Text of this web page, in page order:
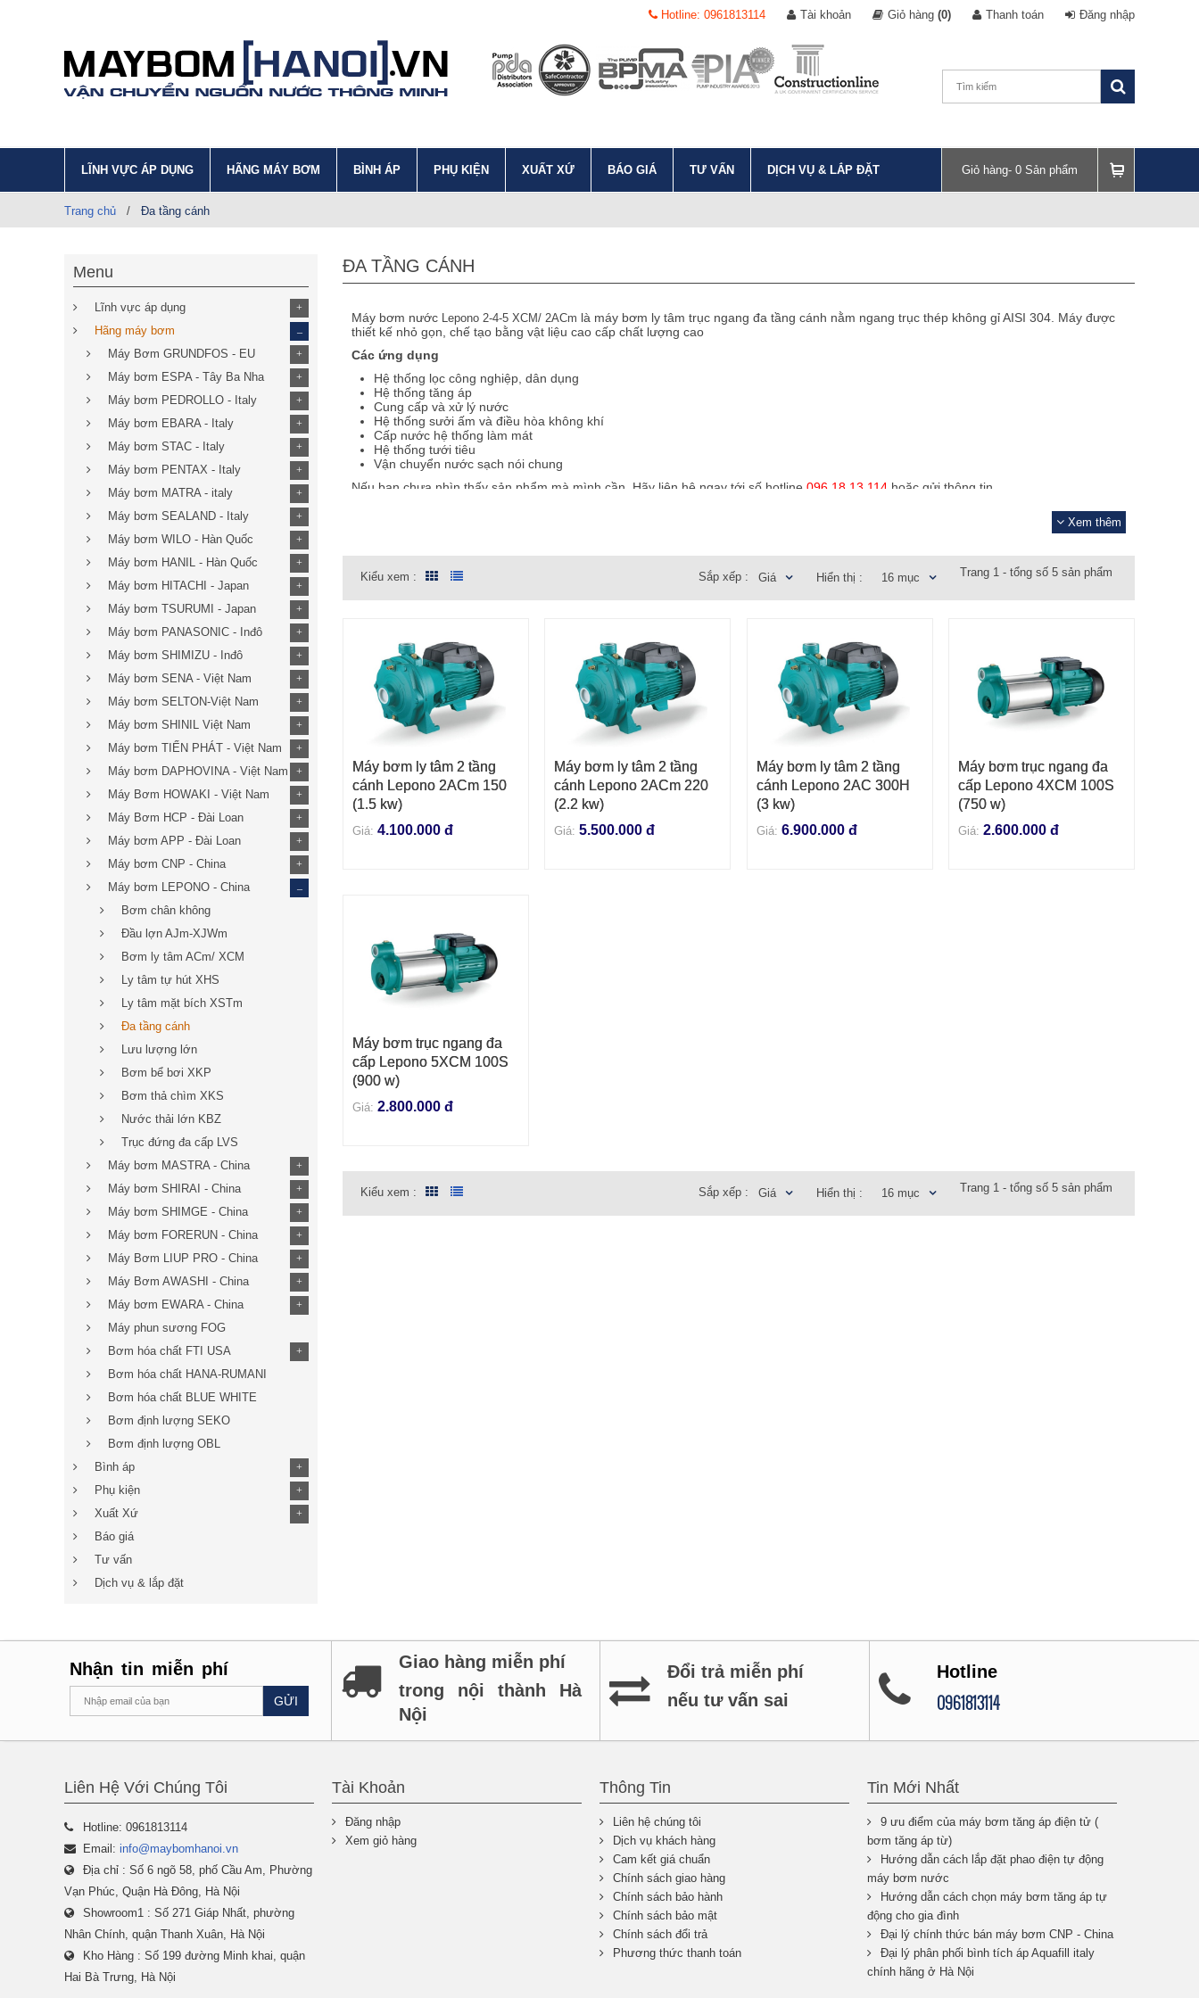
Hotline: 0961813114 Tài khoản Giỏ hàng (0) Thanh toán Đăng nhập
LĨNH VỰC ÁP DỤNG HÃNG MÁY BƠM BÌNH ÁP PHỤ KIỆN XUẤT XỨ BÁO GIÁ TƯ VẤN DỊCH VỤ & LẮP ĐẶT Giỏ hàng- 0 Sản phẩm
Trang chủ / Đa tầng cánh
ĐA TẦNG CÁNH
Máy bơm nước Lepono 2-4-5 XCM/ 2ACm là máy bơm ly tâm trục ngang đa tầng cánh nằm ngang trục thép không gỉ AISI 304. Máy được
thiết kế nhỏ gọn, chế tạo bằng vật liệu cao cấp chất lượng cao
Các ứng dụng
Hệ thống lọc công nghiệp, dân dụng
Hệ thống tăng áp
Cung cấp và xử lý nước
Hệ thống sưởi ấm và điều hòa không khí
Cấp nước hệ thống làm mát
Hệ thống tưới tiêu
Vận chuyển nước sạch nói chung
Nếu bạn chưa nhìn thấy sản phẩm mà mình cần. Hãy liên hệ ngay tới số hotline 096.18.13.114 hoặc gửi thông tin
Catalog lepono 4-5 XCm
Xem thêm
Kiểu xem : Trang 1 - tổng số 5 sản phẩm
Hiển thị : 16 mục
Sắp xếp : Giá
THÊM VÀO GIỎ HÀNG
Máy bơm ly tâm 2 tầng
cánh Lepono 2ACm 150
(1.5 kw)
Giá: 4.100.000 đ
THÊM VÀO GIỎ HÀNG
Máy bơm ly tâm 2 tầng
cánh Lepono 2ACm 220
(2.2 kw)
Giá: 5.500.000 đ
THÊM VÀO GIỎ HÀNG
Máy bơm ly tâm 2 tầng
cánh Lepono 2AC 300H
(3 kw)
Giá: 6.900.000 đ
THÊM VÀO GIỎ HÀNG
Máy bơm trục ngang đa
cấp Lepono 4XCM 100S
(750 w)
Giá: 2.600.000 đ
THÊM VÀO GIỎ HÀNG
Máy bơm trục ngang đa
cấp Lepono 5XCM 100S
(900 w)
Giá: 2.800.000 đ
Kiểu xem : Trang 1 - tổng số 5 sản phẩm
Hiển thị : 16 mục
Sắp xếp : Giá
Menu
Lĩnh vực áp dụng +
Hãng máy bơm
Máy Bơm GRUNDFOS - EU +
Máy bơm ESPA - Tây Ba Nha +
Máy bơm PEDROLLO - Italy +
Máy bơm EBARA - Italy +
Máy bơm STAC - Italy +
Máy bơm PENTAX - Italy +
Máy bơm MATRA - italy +
Máy bơm SEALAND - Italy +
Máy bơm WILO - Hàn Quốc +
Máy bơm HANIL - Hàn Quốc +
Máy bơm HITACHI - Japan +
Máy bơm TSURUMI - Japan +
Máy bơm PANASONIC - Inđô +
Máy bơm SHIMIZU - Inđô +
Máy bơm SENA - Việt Nam +
Máy bơm SELTON-Việt Nam +
Máy bơm SHINIL Việt Nam +
Máy bơm TIẾN PHÁT - Việt Nam +
Máy bơm DAPHOVINA - Việt Nam +
Máy Bơm HOWAKI - Việt Nam +
Máy Bơm HCP - Đài Loan +
Máy bơm APP - Đài Loan +
Máy bơm CNP - China +
Máy bơm LEPONO - China
Bơm chân không
Đầu lợn AJm-XJWm
Bơm ly tâm ACm/ XCM
Ly tâm tự hút XHS
Ly tâm mặt bích XSTm
Đa tầng cánh
Lưu lượng lớn
Bơm bể bơi XKP
Bơm thả chìm XKS
Nước thải lớn KBZ
Trục đứng đa cấp LVS
Máy bơm MASTRA - China
+
Máy bơm SHIRAI - China +
Máy bơm SHIMGE - China +
Máy bơm FORERUN - China +
Máy Bơm LIUP PRO - China +
Máy Bơm AWASHI - China +
Máy bơm EWARA - China +
Máy phun sương FOG
Bơm hóa chất FTI USA
+
Bơm hóa chất HANA-RUMANI
Bơm hóa chất BLUE WHITE
Bơm định lượng SEKO
Bơm định lượng OBL
Bình áp
+
Phụ kiện +
Xuất Xứ +
Báo giá
Tư vấn
Dịch vụ & lắp đặt
Nhận tin miễn phí
GỬI
Giao hàng miễn phí
trong nội thành Hà
Nội
Đổi trả miễn phí
nếu tư vấn sai
Hotline
0961813114
Liên Hệ Với Chúng Tôi
Hotline: 0961813114
Email: info@maybomhanoi.vn
Địa chỉ : Số 6 ngõ 58, phố Cầu Am, Phường
Vạn Phúc, Quận Hà Đông, Hà Nội
Showroom1 : Số 271 Giáp Nhất, phường
Nhân Chính, quận Thanh Xuân, Hà Nội
Kho Hàng : Số 199 đường Minh khai, quận
Hai Bà Trưng, Hà Nội
Tài Khoản
Đăng nhập
Xem giỏ hàng
Thông Tin
Liên hệ chúng tôi
Dịch vụ khách hàng
Cam kết giá chuẩn
Chính sách giao hàng
Chính sách bảo hành
Chính sách bảo mật
Chính sách đổi trả
Phương thức thanh toán
Tin Mới Nhất
9 ưu điểm của máy bơm tăng áp điện tử (
bơm tăng áp từ)
Hướng dẫn cách lắp đặt phao điện tự động
máy bơm nước
Hướng dẫn cách chọn máy bơm tăng áp tự
động cho gia đình
Đại lý chính thức bán máy bơm CNP - China
Đại lý phân phối bình tích áp Aquafill italy
chính hãng ở Hà Nội